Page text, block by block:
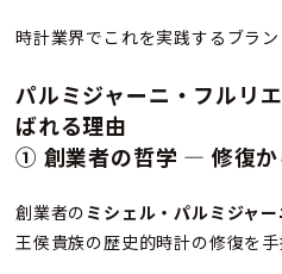
時計業界でこれを実践するブラ
パルミジャーニ・フルリ
ばれる理由
① 創業者の哲学 ― 修復か
創業者の ミシェル・パルミジャー
王侯貴族の歴史的時計の修復を手